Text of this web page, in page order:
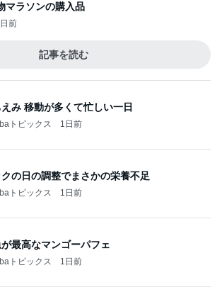
マラソンの購入品
前
記事を読む
み 移動が多くて忙しい一日
トピックス 1日前
の日の調整でまさかの栄養不足
トピックス 1日前
最高なマンゴーパフェ
トピックス 1日前